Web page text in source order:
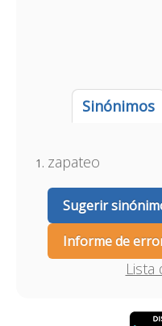
Sinónimos
zapateo
Sugerir
Informe de
Lista